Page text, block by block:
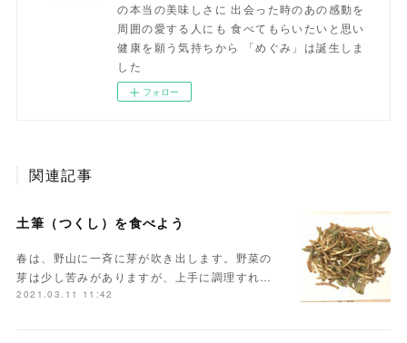
の本当の美味しさに 出会った時のあの感動を
周囲の愛する人にも 食べてもらいたいと思い
健康を願う気持ちから 「めぐみ」は誕生しま
した
フォロー
関連記事
土筆（つくし）を食べよう
春は、野山に一斉に芽が吹き出します。野菜の
芽は少し苦みがありますが、上手に調理すれ…
2021.03.11 11:42